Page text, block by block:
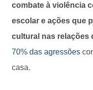
combate à violência
escolar e ações que
cultural nas relações
70% das agressões
casa.